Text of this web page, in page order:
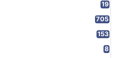
19
705
153
8